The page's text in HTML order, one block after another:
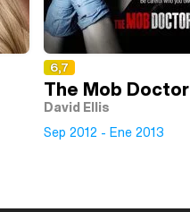
6,7
The Mob Doctor
David Ellis
Sep 2012 - Ene 2013